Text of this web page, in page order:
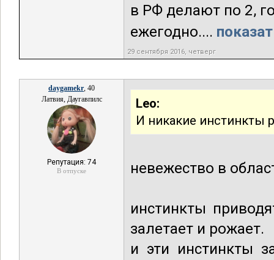
в РФ делают по 2,
ежегодно....
29 сентября 2016, четверг
daygamekr, 40
Латвия, Даугавпилс
Репутация: 74
В отпуске
Leo:
И никакие
невежество в
инстинкты
залетает и рожает.
и эти инстинкты